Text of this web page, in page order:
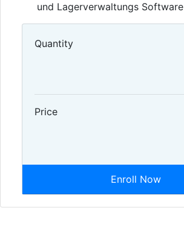
und Lagerverwaltungs Software
Quantity
Price
Enroll Now